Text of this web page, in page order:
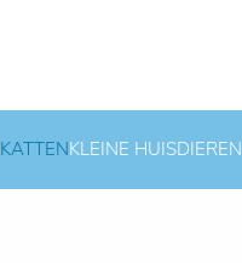
KATTENKLEINE HUISDIEREN